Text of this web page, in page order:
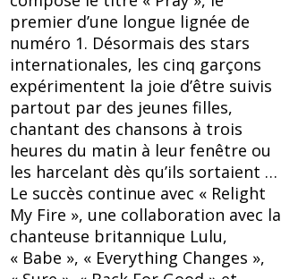
premier d’une longue lignée de
numéro 1. Désormais des stars
internationales, les cinq garçons
expérimentent la joie d’être suivis
partout par des jeunes filles,
chantant des chansons à trois
heures du matin à leur fenêtre ou
les harcelant dès qu’ils sortaient …
Le succès continue avec « Relight
My Fire », une collaboration avec la
chanteuse britannique Lulu,
« Babe », « Everything Changes »,